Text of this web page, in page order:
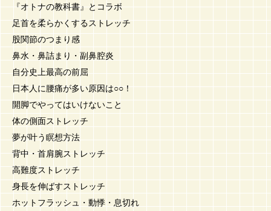
『オトナの教科書』とコラボ
足首を柔らかくするストレッチ
股関節のつまり感
鼻水・鼻詰まり・副鼻腔炎
自分史上最高の前屈
日本人に腰痛が多い原因は○○！
開脚でやってはいけないこと
体の側面ストレッチ
夢が叶う瞑想方法
背中・首肩腕ストレッチ
高難度ストレッチ
身長を伸ばすストレッチ
ホットフラッシュ・動悸・息切れ